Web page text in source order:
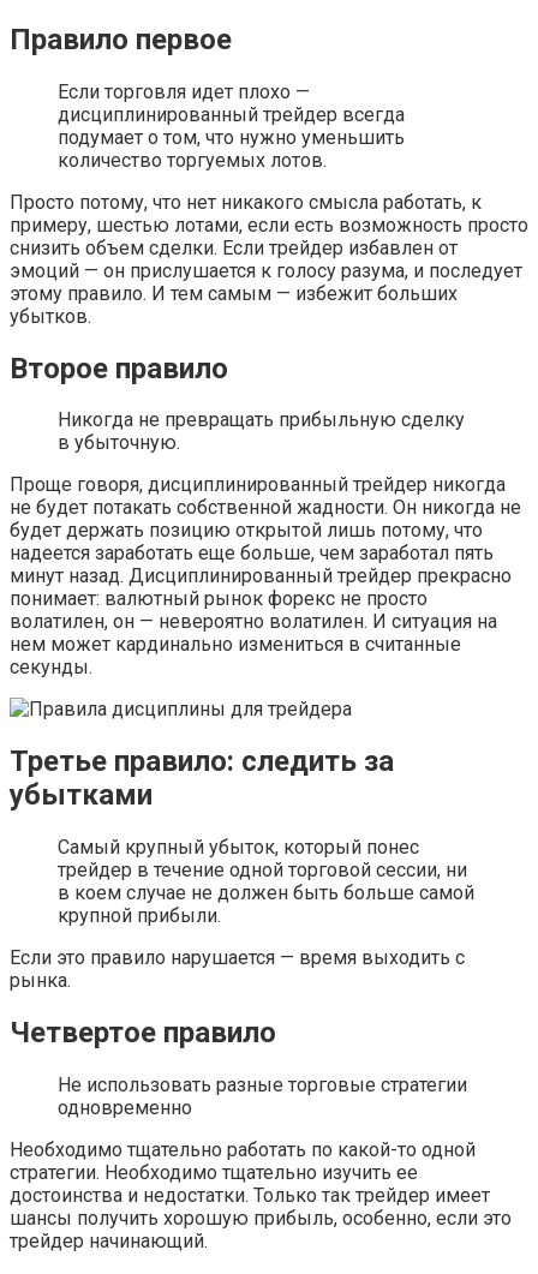
Правило первое
Если торговля идет плохо —
дисциплинированный трейдер всегда
подумает о том, что нужно уменьшить
количество торгуемых лотов.
Просто потому, что нет никакого смысла работать, к
примеру, шестью лотами, если есть возможность просто
снизить объем сделки. Если трейдер избавлен от
эмоций — он прислушается к голосу разума, и последует
этому правило. И тем самым — избежит больших
убытков.
Второе правило
Никогда не превращать прибыльную сделку
в убыточную.
Проще говоря, дисциплинированный трейдер никогда
не будет потакать собственной жадности. Он никогда не
будет держать позицию открытой лишь потому, что
надеется заработать еще больше, чем заработал пять
минут назад. Дисциплинированный трейдер прекрасно
понимает: валютный рынок форекс не просто
волатилен, он — невероятно волатилен. И ситуация на
нем может кардинально измениться в считанные
секунды.
Третье правило: следить за
убытками
Самый крупный убыток, который понес
трейдер в течение одной торговой сессии, ни
в коем случае не должен быть больше самой
крупной прибыли.
Если это правило нарушается — время выходить с
рынка.
Четвертое правило
Не использовать разные торговые стратегии
одновременно
Необходимо тщательно работать по какой-то одной
стратегии. Необходимо тщательно изучить ее
достоинства и недостатки. Только так трейдер имеет
шансы получить хорошую прибыль, особенно, если это
трейдер начинающий.